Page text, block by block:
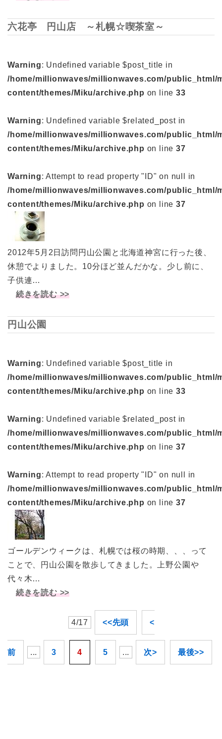
六花亭 円山店 ～札幌☆喫茶室～
Warning: Undefined variable $post_title in
/home/millionwaves/millionwaves.com/public_html/
content/themes/Miku/archive.php on line33
Warning: Undefined variable $related_post in
/home/millionwaves/millionwaves.com/public_html/
content/themes/Miku/archive.php on line37
Warning: Attempt to read property "ID" on null in
/home/millionwaves/millionwaves.com/public_html/
content/themes/Miku/archive.php on line37
2012年5月2日訪問円山公園と北海道神宮に行った後、
休憩でよりました。10分ほど並んだかな。少し前に、
子供連…
続きを読む >>
円山公園
Warning: Undefined variable $post_title in
/home/millionwaves/millionwaves.com/public_html/
content/themes/Miku/archive.php on line33
Warning: Undefined variable $related_post in
/home/millionwaves/millionwaves.com/public_html/
content/themes/Miku/archive.php on line37
Warning: Attempt to read property "ID" on null in
/home/millionwaves/millionwaves.com/public_html/
content/themes/Miku/archive.php on line37
ゴールデンウィークは、札幌では桜の時期、、、って
ことで、円山公園を散歩してきました。上野公園や
代々木…
続きを読む >>
4/17 <<先頭 <
前 ... 3 4 5 ... 次> 最後>>